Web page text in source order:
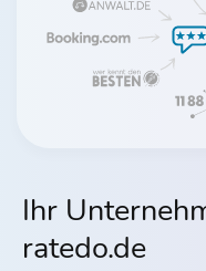
Ihr
ratedo.de